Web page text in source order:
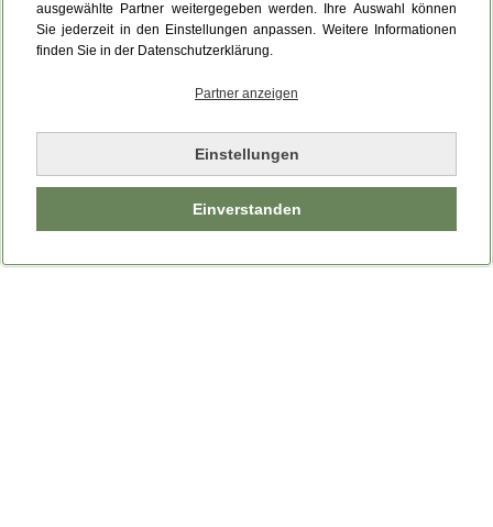
ausgewählte Partner weitergegeben werden. Ihre Auswahl können
Sie jederzeit in den Einstellungen anpassen. Weitere Informationen
finden Sie in der Datenschutzerklärung.
Partner anzeigen
Einstellungen
Einverstanden
Leider ist ein technischer Fehler aufgetreten.
Bitte laden Sie die Seite neu.